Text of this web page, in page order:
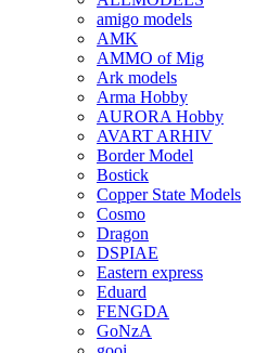
amigo models
AMK
AMMO of Mig
Ark models
Arma Hobby
AURORA Hobby
AVART ARHIV
Border Model
Bostick
Copper State Models
Cosmo
Dragon
DSPIAE
Eastern express
Eduard
FENGDA
GoNzA